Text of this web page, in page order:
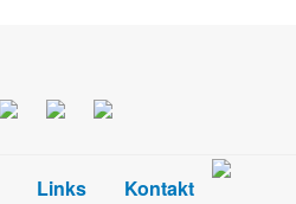
Links Kontakt